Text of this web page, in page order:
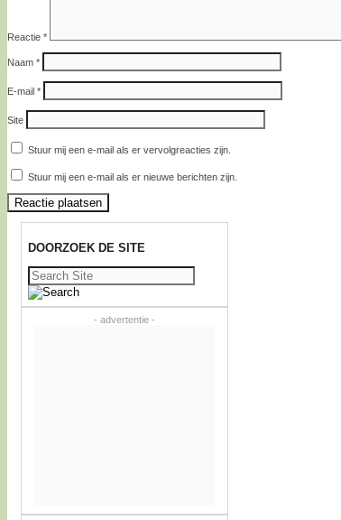
Reactie *
Naam *
E-mail *
Site
Stuur mij een e-mail als er vervolgreacties zijn.
Stuur mij een e-mail als er nieuwe berichten zijn.
DOORZOEK DE SITE
Zoeken
naar:
- advertentie -